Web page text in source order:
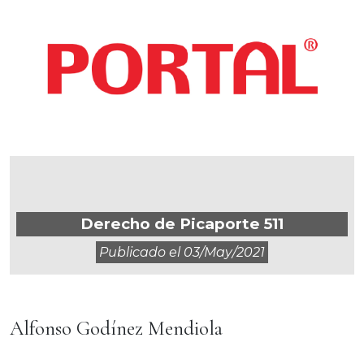
Derecho de Picaporte 511
Publicado el 03/may/2021
Alfonso Godínez Mendiola